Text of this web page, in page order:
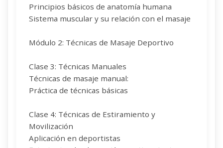
Principios básicos de anatomía humana
Sistema muscular y su relación con el masaje
Módulo 2: Técnicas de Masaje Deportivo
Clase 3: Técnicas Manuales
Técnicas de masaje manual:
Práctica de técnicas básicas
Clase 4: Técnicas de Estiramiento y
Movilización
Aplicación en deportistas